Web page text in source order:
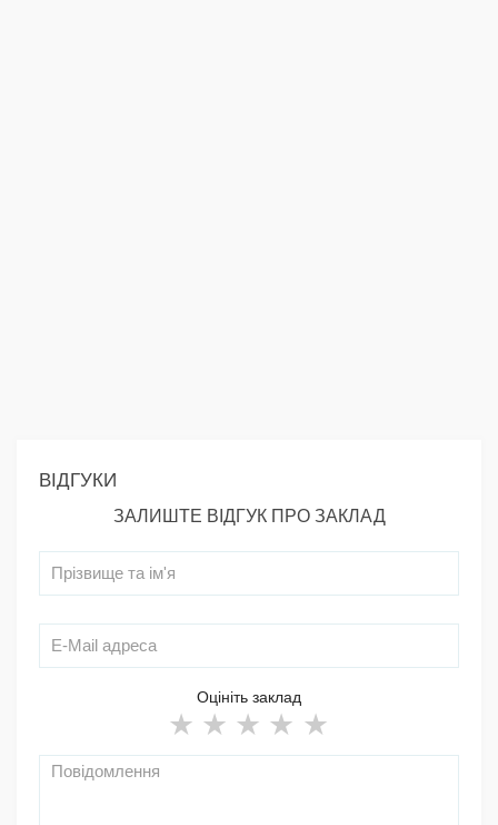
ВІДГУКИ
ЗАЛИШТЕ ВІДГУК ПРО ЗАКЛАД
Оцініть заклад